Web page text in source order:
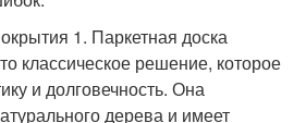
1. Паркетная доска
классическое решение, которое
и долговечность. Она
дерева и имеет